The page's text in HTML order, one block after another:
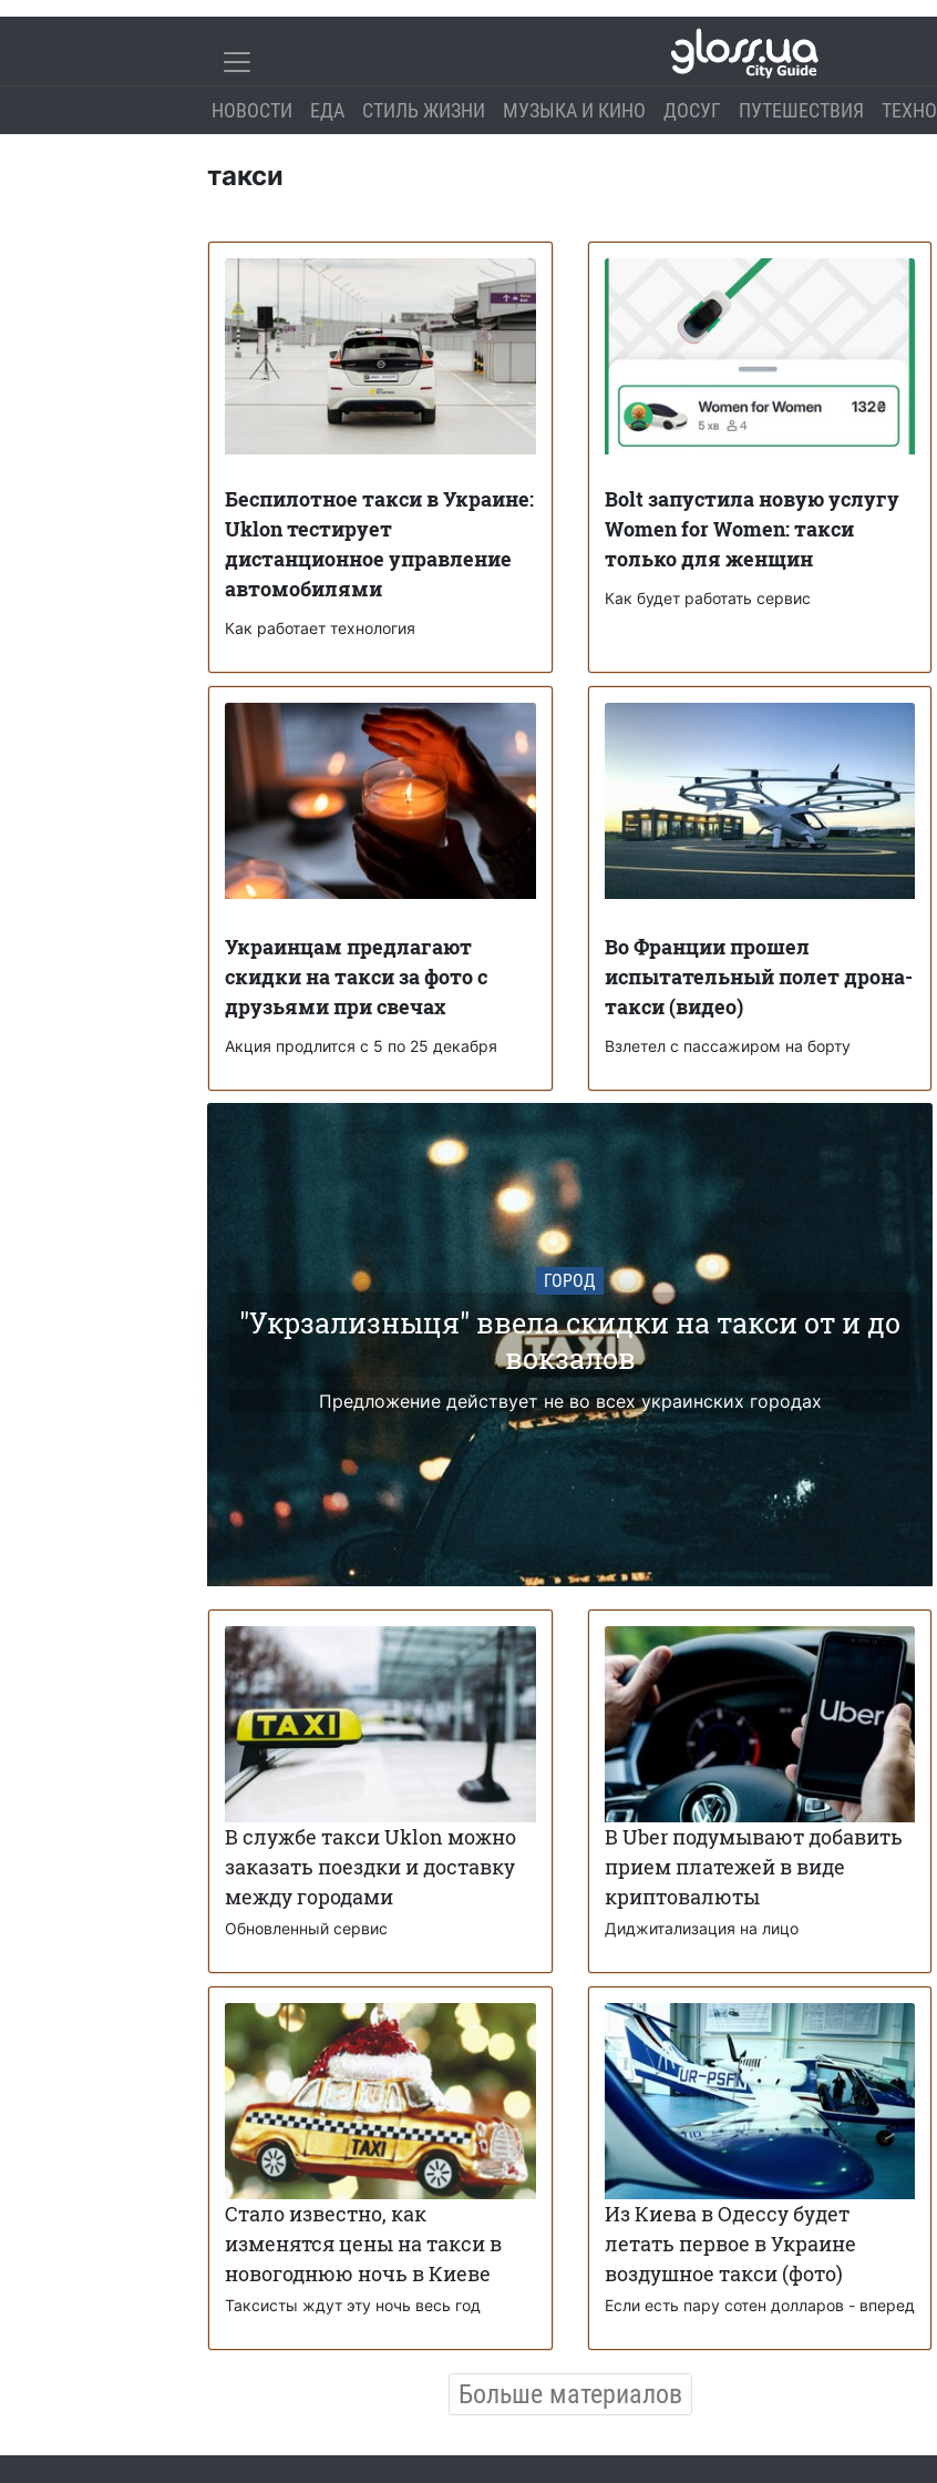
НОВОСТИ ЕДА СТИЛЬ ЖИЗНИ МУЗЫКА И КИНО ДОСУГ ПУТЕШЕСТВИЯ ТЕХНО
такси
Беспилотное такси в Украине:
Uklon тестирует
дистанционное управление
автомобилями
Как работает технология
Bolt запустила новую услугу
Women for Women: такси
только для женщин
Как будет работать сервис
Украинцам предлагают
скидки на такси за фото с
друзьями при свечах
Акция продлится с 5 по 25 декабря
Во Франции прошел
испытательный полет дрона-
такси (видео)
Взлетел с пассажиром на борту
ГОРОД
"Укрзализныця" ввела скидки на такси от и до
вокзалов
Предложение действует не во всех украинских городах
В службе такси Uklon можно
заказать поездки и доставку
между городами
Обновленный сервис
В Uber подумывают добавить
прием платежей в виде
криптовалюты
Диджитализация на лицо
Стало известно, как
изменятся цены на такси в
новогоднюю ночь в Киеве
Таксисты ждут эту ночь весь год
Из Киева в Одессу будет
летать первое в Украине
воздушное такси (фото)
Если есть пару сотен долларов - вперед
Больше материалов